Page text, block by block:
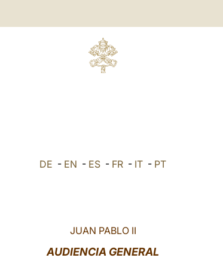
DE - EN - ES - FR - IT - PT
JUAN PABLO II
AUDIENCIA GENERAL